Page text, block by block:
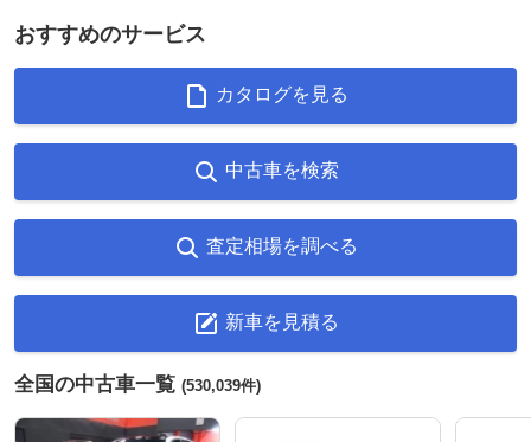
おすすめのサービス
カタログを見る
中古車を検索
査定相場を調べる
新車を見積る
全国の中古車一覧 (530,039件)